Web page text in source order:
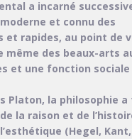
a incarné
et connu des
et rapides, au point de
des beaux-arts
et une fonction sociale
Platon, la philosophie a
la raison et de
(Hegel, Kant,